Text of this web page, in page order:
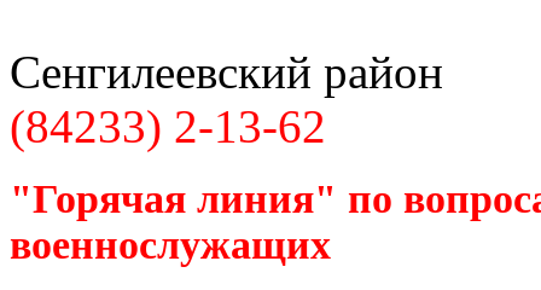
Сенгилеевский район
(84233) 2-13-62
"Горячая линия" по
военнослужащих